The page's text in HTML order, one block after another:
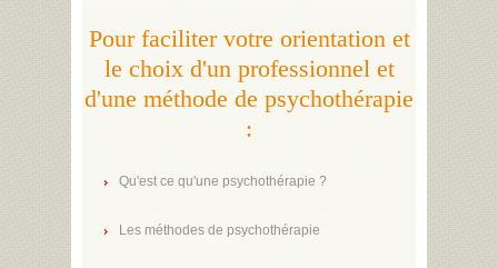
Pour faciliter votre orientation et
le choix d'un professionnel et
d'une méthode de psychothérapie
:
Qu'est ce qu'une psychothérapie ?
Les méthodes de psychothérapie